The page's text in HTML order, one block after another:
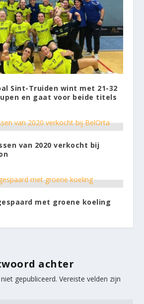
Sint-Truiden wint met 21-32
en gaat voor beide titels
van 2020 verkocht bij
met groene koeling
achter
gepubliceerd. Vereiste velden zijn